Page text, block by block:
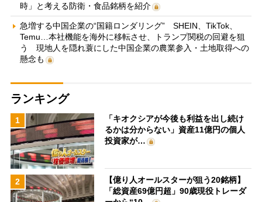
時」と考える防衛・食品銘柄を紹介
急増する中国企業の“国籍ロンダリング” SHEIN、TikTok、
Temu…本社機能を海外に移転させ、トランプ関税の回避を狙
う 現地人を隠れ蓑にした中国企業の農業参入・土地取得への
懸念も
ランキング
1
「キオクシアが今後も利益を出し続け
るかは分からない」資産11億円の個人
投資家が…
2
【億り人オールスターが狙う20銘柄】
「総資産69億円超」90歳現役トレーダ